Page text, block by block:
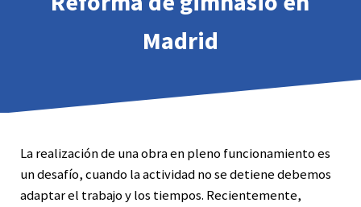
Madrid
La realización de una obra en pleno funcionamiento es
un desafío, cuando la actividad no se detiene debemos
adaptar el trabajo y los tiempos. Recientemente,